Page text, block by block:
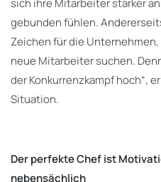
gebunden fühlen.
Zeichen für die
neue Mitarbeiter suchen.
der Konkurrenzkampf hoch“,
Situation.
Der perfekte Chef ist
nebensächlich